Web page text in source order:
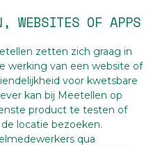
WEBSITES OF APPS
zetten zich graag in
werking van een website of
voor kwetsbare
kan bij Meetellen op
product te testen of
locatie bezoeken.
qua